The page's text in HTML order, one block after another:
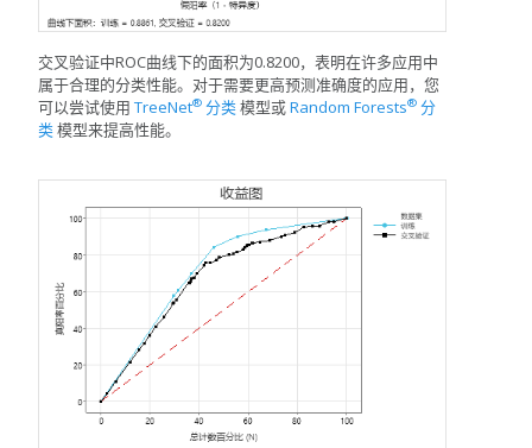
交叉验证中ROC曲线下的面积为0.8200，表明在许多应用中
属于合理的分类性能。对于需要更高预测准确度的应用，您
可以尝试使用 TreeNet® 分类模型或Random Forests® 分
类模型来提高性能。